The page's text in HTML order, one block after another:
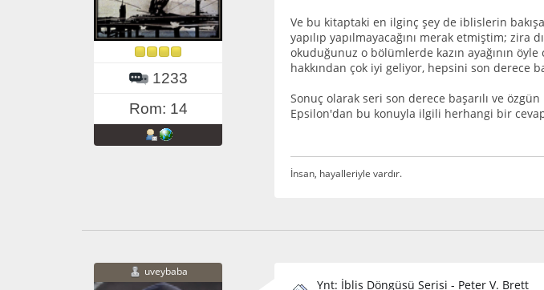
1233
Rom: 14
Ve bu kitaptaki en ilginç şey de iblislerin
yapılıp yapılmayacağını merak etmiştim; zira
okuduğunuz o bölümlerde kazın ayağının
hakkından çok iyi geliyor, hepsini son derece
Sonuç olarak seri son derece başarılı ve
Epsilon'dan bu konuyla ilgili herhangi bir
İnsan, hayalleriyle vardır.
uveybaba
Ynt: İblis Döngüsü Serisi - Peter V. Brett